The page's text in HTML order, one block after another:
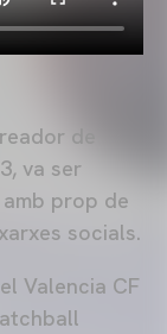
de
va ser
amb prop de
socials.
Valencia CF